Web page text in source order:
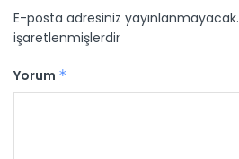
E-posta adresiniz yayınlanmayacak.
işaretlenmişlerdir
Yorum *